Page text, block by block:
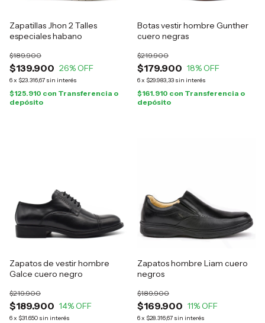
Zapatillas Jhon 2 Talles
especiales habano
$139.900
$189.900
26% OFF
6x $23.316,67 sin interés
$125.910 con Transferencia o
depósito
Botas vestir hombre Gunther
cuero negras
$179.900
$219.900
18% OFF
6x $29.983,33 sin interés
$161.910 con Transferencia o
depósito
Zapatos de vestir hombre
Galce cuero negro
$189.900
$219.900
14% OFF
6x $31.650 sin interés
Zapatos hombre Liam cuero
negros
$169.900
$189.900
11% OFF
6x $28.316,67 sin interés